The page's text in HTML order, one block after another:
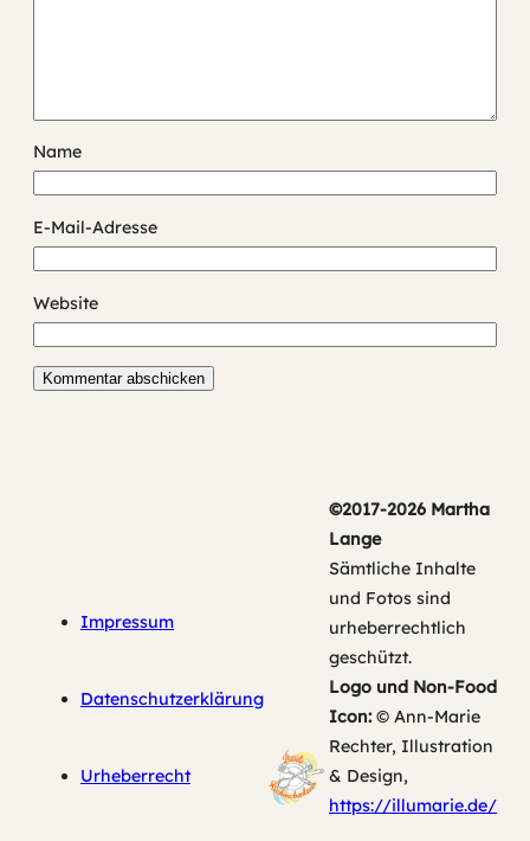
Name
E-Mail-Adresse
Website
Impressum
Datenschutzerklärung
Urheberrecht
©2017-2026 Martha
Lange
Sämtliche Inhalte
und Fotos sind
urheberrechtlich
geschützt.
Logo und Non-Food
Icon:© Ann-Marie
Rechter, Illustration
& Design,
https://illumarie.de/